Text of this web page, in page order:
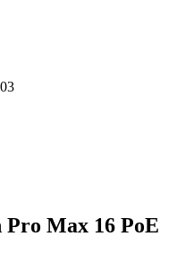
Max 16 PoE